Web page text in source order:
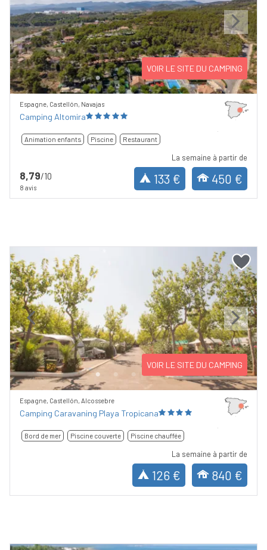
Previous Next
VOIR LE SITE DU CAMPING
Espagne, Castellón, Navajas
Camping Altomira
Animation enfants Piscine Restaurant
8,79/10
8 avis
La semaine à partir de
133 € 450 €
Previous Next
VOIR LE SITE DU CAMPING
Espagne, Castellón, Alcossebre
Camping Caravaning Playa Tropicana
Bord de mer Piscine couverte Piscine chauffée
La semaine à partir de
126 € 840 €